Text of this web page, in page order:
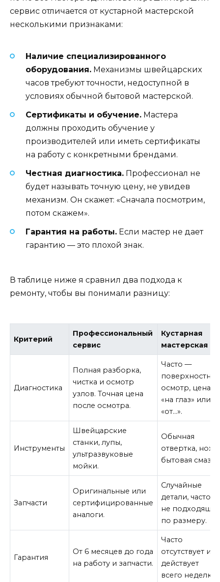
сервис отличается от кустарной мастерской
несколькими признаками:
Наличие специализированного
оборудования. Механизмы швейцарских
часов требуют точности, недоступной в
условиях обычной бытовой мастерской.
Сертификаты и обучение. Мастера
должны проходить обучение у
производителей или иметь сертификаты
на работу с конкретными брендами.
Честная диагностика. Профессионал не
будет называть точную цену, не увидев
механизм. Он скажет: «Сначала посмотрим,
потом скажем».
Гарантия на работы. Если мастер не дает
гарантию — это плохой знак.
В таблице ниже я сравнил два подхода к
ремонту, чтобы вы понимали разницу:
Критерий
Профессиональный
сервис
Кустарная
мастерская
Диагностика
Полная разборка,
чистка и осмотр
узлов. Точная цена
после осмотра.
Часто —
осмотр, цена
«на глаз» или
«от…».
Инструменты
Швейцарские
станки, лупы,
ультразвуковые
мойки.
Обычная
отвертка, нож,
бытовая
Запчасти
Оригинальные или
сертифицированные
аналоги.
Случайные
детали, часто
не
по размеру.
Гарантия
От 6 месяцев до года
на работу и запчасти.
Часто
отсутствует
действует
всего неделю.